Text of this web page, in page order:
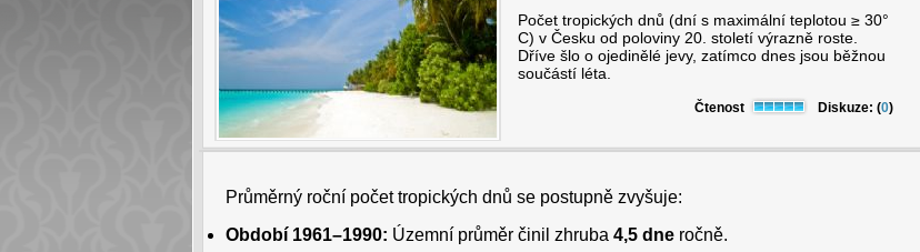
Počet tropických dnů (dní s maximální teplotou ≥ 30°
C) v Česku od poloviny 20. století výrazně roste.
Dříve šlo o ojedinělé jevy, zatímco dnes jsou běžnou
součástí léta.
Čtenost Diskuze: (0)
Průměrný roční počet tropických dnů se postupně zvyšuje:
Období 1961–1990: Územní průměr činil zhruba 4,5 dneročně.